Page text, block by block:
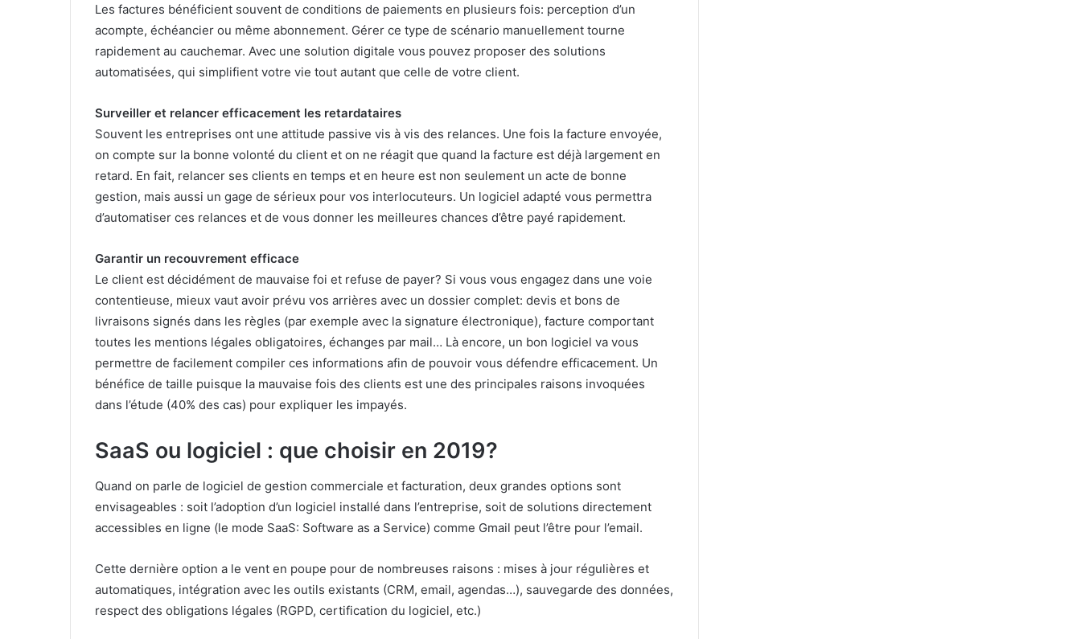
Les factures bénéficient souvent de conditions de paiements en plusieurs fois: perception d’un
acompte, échéancier ou même abonnement. Gérer ce type de scénario manuellement tourne
rapidement au cauchemar. Avec une solution digitale vous pouvez proposer des solutions
automatisées, qui simplifient votre vie tout autant que celle de votre client.
Surveiller et relancer efficacement les retardataires
Souvent les entreprises ont une attitude passive vis à vis des relances. Une fois la facture envoyée,
on compte sur la bonne volonté du client et on ne réagit que quand la facture est déjà largement en
retard. En fait, relancer ses clients en temps et en heure est non seulement un acte de bonne
gestion, mais aussi un gage de sérieux pour vos interlocuteurs. Un logiciel adapté vous permettra
d’automatiser ces relances et de vous donner les meilleures chances d’être payé rapidement.
Garantir un recouvrement efficace
Le client est décidément de mauvaise foi et refuse de payer? Si vous vous engagez dans une voie
contentieuse, mieux vaut avoir prévu vos arrières avec un dossier complet: devis et bons de
livraisons signés dans les règles (par exemple avec la signature électronique), facture comportant
toutes les mentions légales obligatoires, échanges par mail… Là encore, un bon logiciel va vous
permettre de facilement compiler ces informations afin de pouvoir vous défendre efficacement. Un
bénéfice de taille puisque la mauvaise fois des clients est une des principales raisons invoquées
dans l’étude (40% des cas) pour expliquer les impayés.
SaaS ou logiciel : que choisir en 2019?
Quand on parle de logiciel de gestion commerciale et facturation, deux grandes options sont
envisageables : soit l’adoption d’un logiciel installé dans l’entreprise, soit de solutions directement
accessibles en ligne (le mode SaaS: Software as a Service) comme Gmail peut l’être pour l’email.
Cette dernière option a le vent en poupe pour de nombreuses raisons : mises à jour régulières et
automatiques, intégration avec les outils existants (CRM, email, agendas…), sauvegarde des données,
respect des obligations légales (RGPD, certification du logiciel, etc.)